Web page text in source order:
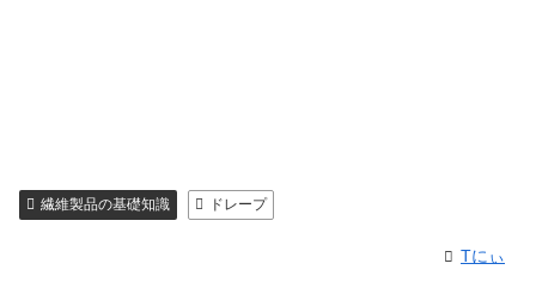
繊維製品の基礎知識 ドレープ
Tにぃ